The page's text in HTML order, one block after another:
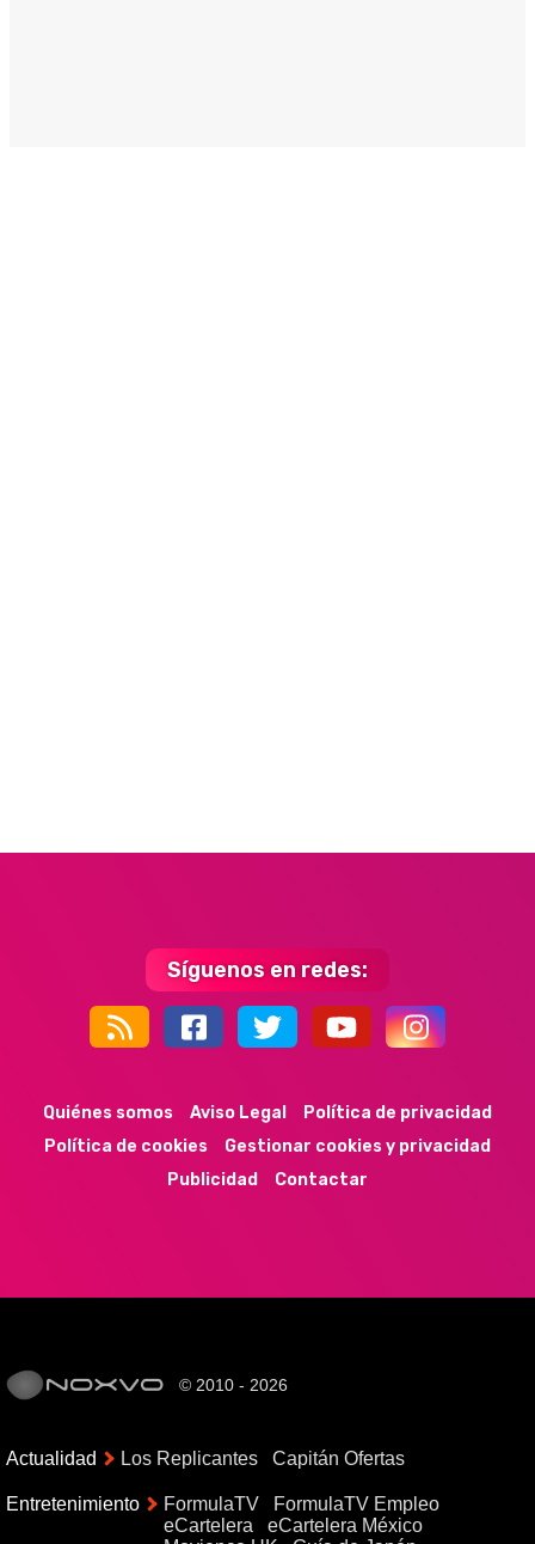
Síguenos en redes:
Quiénes somos Aviso Legal
Política de privacidad
Política de cookies
Gestionar cookies y privacidad
Publicidad
Contactar
© 2010 - 2026
Actualidad Los Replicantes Capitán Ofertas
Entretenimiento FormulaTV
FormulaTV Empleo
eCartelera
eCartelera México